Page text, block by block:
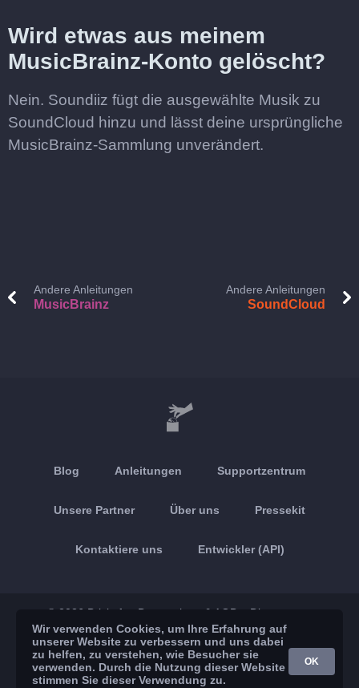
Wird etwas aus meinem
MusicBrainz-Konto gelöscht?
Nein. Soundiiz fügt die ausgewählte Musik zu
SoundCloud hinzu und lässt deine ursprüngliche
MusicBrainz-Sammlung unverändert.
Andere Anleitungen
MusicBrainz
Andere Anleitungen
SoundCloud
Blog Anleitungen Supportzentrum
Unsere Partner Über uns Pressekit
Kontaktiere uns Entwickler (API)
© 2026 Brickoft Datenschutz & AGB Dienststatus
App Store Google Play
Wir verwenden Cookies, um Ihre Erfahrung auf
unserer Website zu verbessern und uns dabei
zu helfen, zu verstehen, wie Besucher sie
verwenden. Durch die Nutzung dieser Website
stimmen Sie dieser Verwendung zu.
OK